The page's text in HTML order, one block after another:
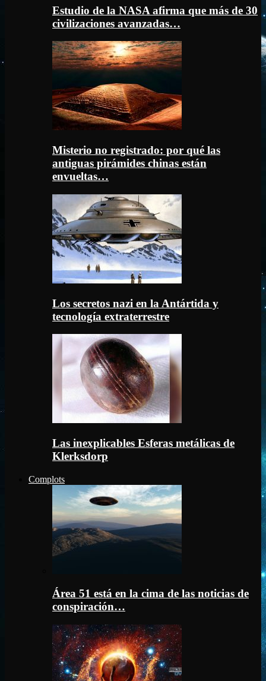
Estudio de la NASA afirma que más de 30
civilizaciones avanzadas…
Misterio no registrado: por qué las
antiguas pirámides chinas están
envueltas…
Los secretos nazi en la Antártida y
tecnología extraterrestre
Las inexplicables Esferas metálicas de
Klerksdorp
Complots
Área 51 está en la cima de las noticias de
conspiración…